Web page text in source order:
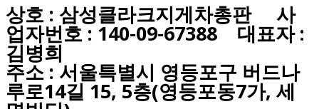
상호 : 삼성클라크지게차총판 사
업자번호 : 140-09-67388 대표자 :
김병희
주소 : 서울특별시 영등포구 버드나
루로14길 15, 5층(영등포동7가, 세